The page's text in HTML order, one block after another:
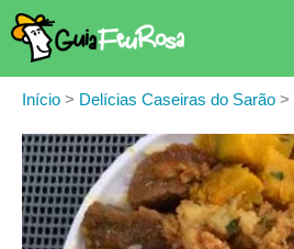
Início > Delícias Caseiras do Sarão >